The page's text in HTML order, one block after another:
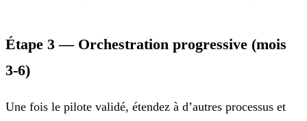
Étape 3 — Orchestration progressive (mois
3-6)
Une fois le pilote validé, étendez à d’autres processus et